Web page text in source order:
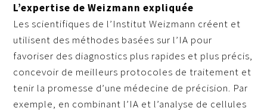
L’expertise de Weizmann expliquée
Les scientifiques de l’Institut Weizmann créent et
utilisent des méthodes basées sur l’IA pour
favoriser des diagnostics plus rapides et plus précis,
concevoir de meilleurs protocoles de traitement et
tenir la promesse d’une médecine de précision. Par
exemple, en combinant l’IA et l’analyse de cellules